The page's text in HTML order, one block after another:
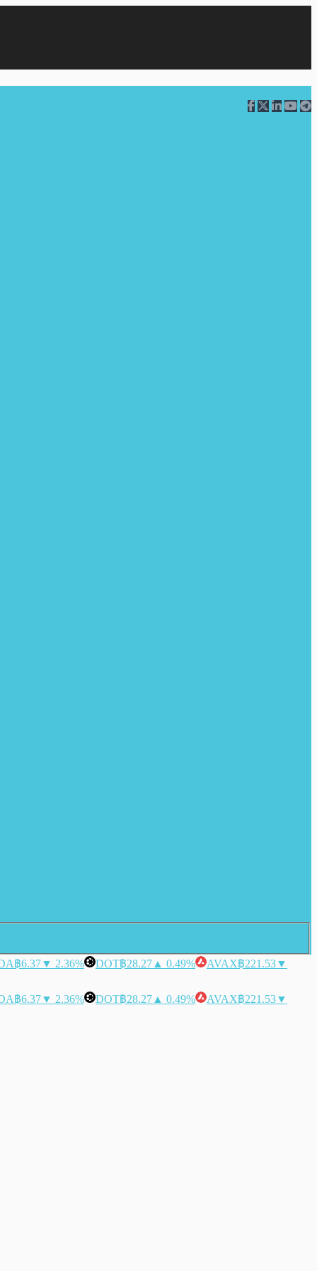
฿6.37▼ 2.36% DOT฿28.27 ▲ 0.49% AVAX฿221.53▼
฿6.37▼ 2.36% DOT฿28.27 ▲ 0.49% AVAX฿221.53▼